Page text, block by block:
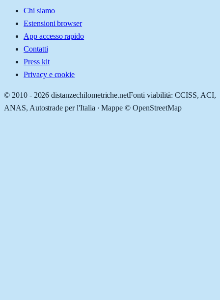
Chi siamo
Estensioni browser
App accesso rapido
Contatti
Press kit
Privacy e cookie
© 2010 - 2026 distanzechilometriche.netFonti viabilità: CCISS, ACI,
ANAS, Autostrade per l'Italia · Mappe © OpenStreetMap